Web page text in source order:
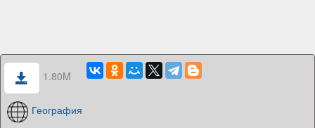
1.80M
География